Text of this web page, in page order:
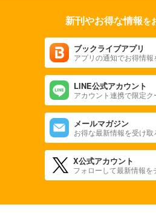
新刊やお得な情報を
ブックライブアプリ
アプリの通知でお得情報
LINE公式アカウント
アカウント連携で限定ク
メールマガジン
お得な最新情報を受け取
X公式アカウント
フォローして最新情報を